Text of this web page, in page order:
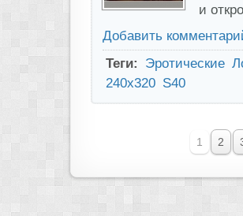
и
Добавить
Теги: Эротические
240x320 S40
1 2